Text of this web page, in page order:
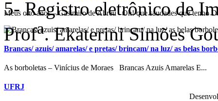
Meus oito anos – Casimiro de Abreu Oh! que saudades que tenho
Brancas/ azuis/ amarelas/ e pretas/ brincam/ na luz/ as belas
As borboletas – Vinícius de Moraes Brancas Azuis Amarelas E...
5- Registro eletrônico de
Profa. Ekaterini Simões
UFRJ